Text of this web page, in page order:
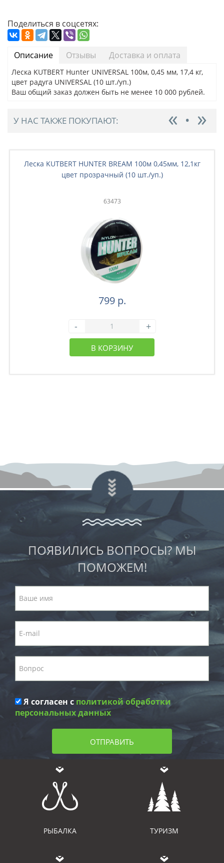
Поделиться в соцсетях:
Описание Отзывы Доставка и оплата
Леска KUTBERT Hunter UNIVERSAL 100м, 0,45 мм, 17,4 кг,
цвет радуга UNIVERSAL (10 шт./уп.)
Ваш общий заказ должен быть не менее 10 000 рублей.
У НАС ТАКЖЕ ПОКУПАЮТ:
Леска KUTBERT HUNTER BREAM 100м 0,45мм, 12,1кг
цвет прозрачный (10 шт./уп.)
63473
799 р.
- +
В КОРЗИНУ
ПОЯВИЛИСЬ ВОПРОСЫ? МЫ
ПОМОЖЕМ!
Я согласен с политикой обработки
персональных данных
ОТПРАВИТЬ
РЫБАЛКА ТУРИЗМ